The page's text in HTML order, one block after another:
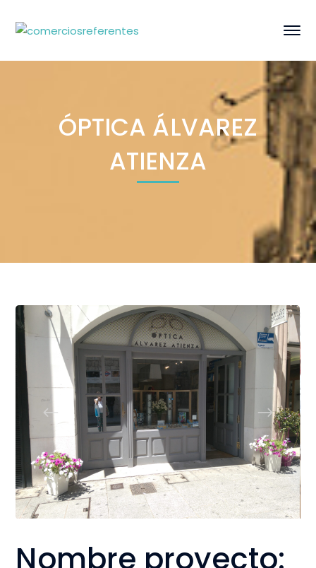
ÓPTICA ÁLVAREZ
ATIENZA